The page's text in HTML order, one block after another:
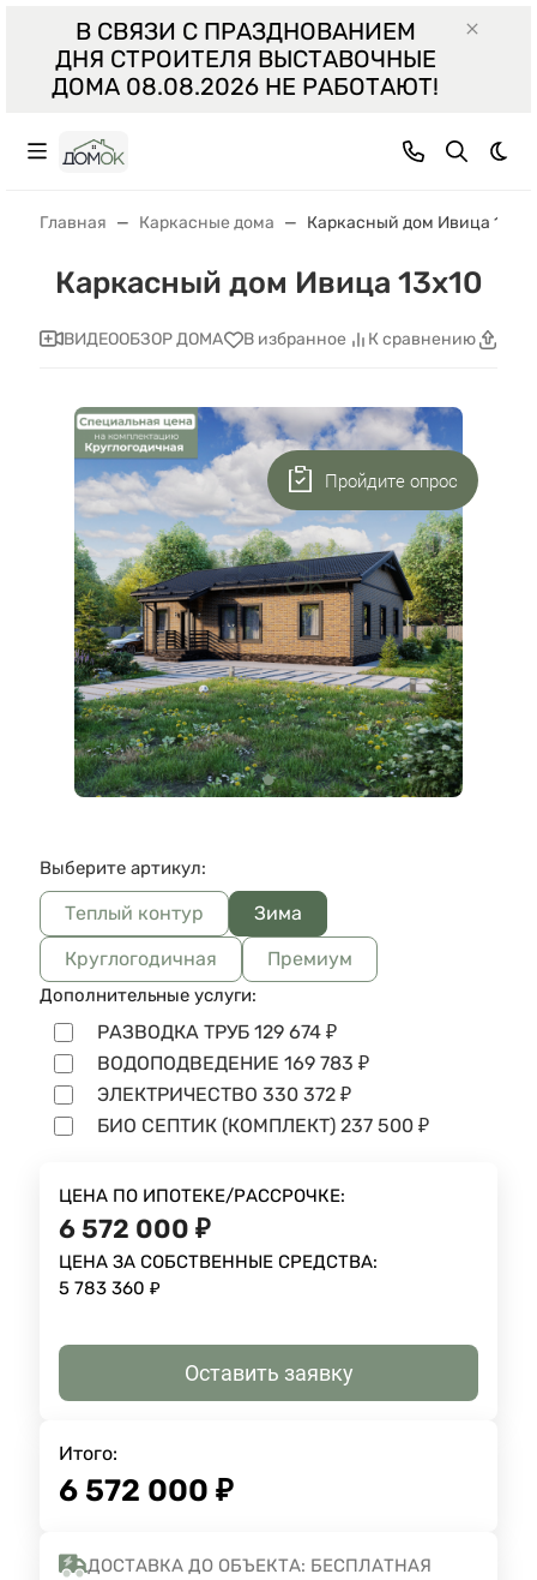
В СВЯЗИ С ПРАЗДНОВАНИЕМ
ДНЯ СТРОИТЕЛЯ ВЫСТАВОЧНЫЕ
ДОМА 08.08.2026 НЕ РАБОТАЮТ!
Главная Каркасные дома Каркасный дом Ивица 13х10
Каркасный дом Ивица 13х10
ВИДЕООБЗОР ДОМА В избранное К сравнению
Выберите артикул:
Теплый контур
Зима
Круглогодичная
Премиум
Дополнительные услуги:
РАЗВОДКА ТРУБ 129 674 ₽
ВОДОПОДВЕДЕНИЕ 169 783 ₽
ЭЛЕКТРИЧЕСТВО 330 372 ₽
БИО СЕПТИК (КОМПЛЕКТ) 237 500 ₽
ЦЕНА ПО ИПОТЕКЕ/РАССРОЧКЕ:
6 572 000 ₽
ЦЕНА ЗА СОБСТВЕННЫЕ СРЕДСТВА:
5 783 360 ₽
Оставить заявку
Итого:
6 572 000 ₽
ДОСТАВКА ДО ОБЪЕКТА: БЕСПЛАТНАЯ
Пройдите опрос